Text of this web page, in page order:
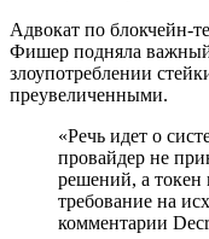
Адвокат по блокчейн-
Фишер подняла
злоупотреблении
преувеличенными.
«Речь идет о
провайдер не
решений, а токен
требование на
комментарии